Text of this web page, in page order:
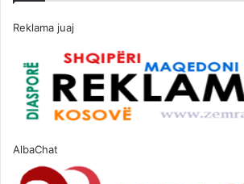
Reklama juaj
AlbaChat